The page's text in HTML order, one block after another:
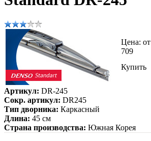
Цена: от
709
Купить
Артикул: DR-245
Сокр. артикул: DR245
Тип дворника: Каркасный
Длина: 45 см
Страна производства: Южная Корея